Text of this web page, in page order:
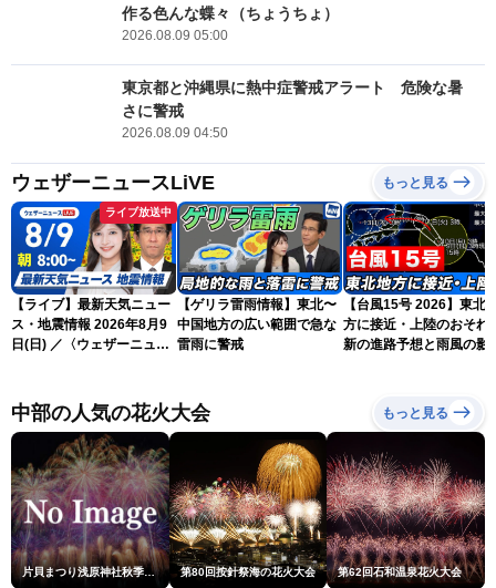
作る色んな蝶々（ちょうちょ）
2026.08.09 05:00
東京都と沖縄県に熱中症警戒アラート 危険な暑
さに警戒
2026.08.09 04:50
ウェザーニュースLiVE もっと見る
ライブ放送中
【ライブ】最新天気ニュー
ス・地震情報 2026年8月9
日(日) ／〈ウェザーニュー
【ゲリラ雷雨情報】東北〜
中国地方の広い範囲で急な
雷雨に警戒
【台風15号 2026】東北
方に接近・上陸のおそれ
新の進路予想と雨風の影
中部の人気の花火大会 もっと見る
片貝まつり浅原神社秋季例大祭奉納大煙火 第80回按針祭海の花火大会 第62回石和温泉花火大会